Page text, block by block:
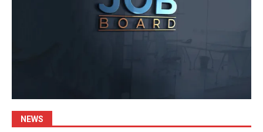
NEWS